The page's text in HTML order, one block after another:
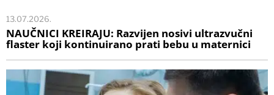
13.07.2026.
NAUČNICI KREIRAJU: Razvijen nosivi ultrazvučni
flaster koji kontinuirano prati bebu u maternici